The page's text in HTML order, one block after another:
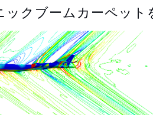
ックブームカーペット